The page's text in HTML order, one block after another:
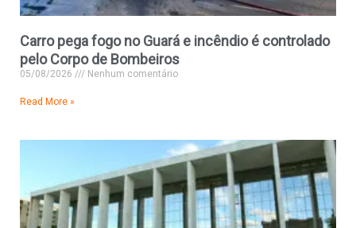
Carro pega fogo no Guará e incêndio é controlado
pelo Corpo de Bombeiros
05/08/2026 Nenhum comentário
Read More »